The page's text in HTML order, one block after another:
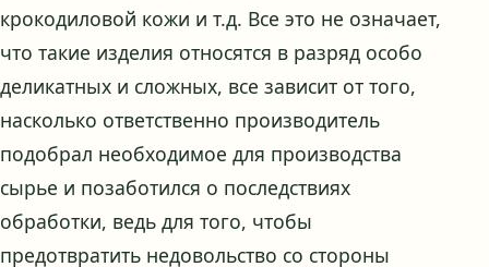
крокодиловой кожи и т.д. Все это не означает,
что такие изделия относятся в разряд особо
деликатных и сложных, все зависит от того,
насколько ответственно производитель
подобрал необходимое для производства
сырье и позаботился о последствиях
обработки, ведь для того, чтобы
предотвратить недовольство со стороны